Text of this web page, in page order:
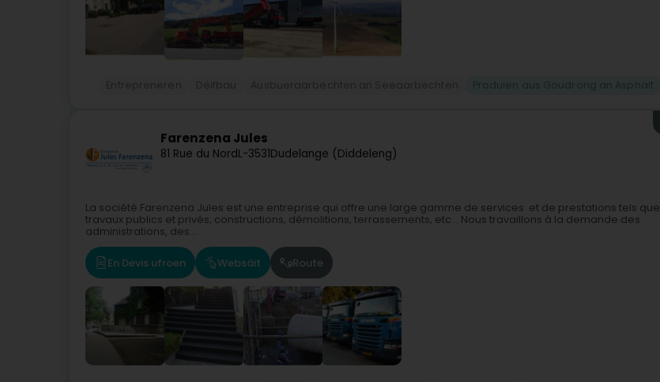
Farenzena Jules
81 Rue du NordL-3531Dudelange (Diddeleng)
La société Farenzena Jules est une entreprise qui offre une large gamme de services et de prestations tels que
travaux publics et privés, constructions, démolitions, terrassements, etc... Nous travaillons à la demande des
administrations, des...
En Devis ufroen Websäit Route